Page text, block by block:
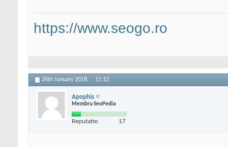
https://www.seogo.ro
26th January 2018, 11:12
Apophis
Membru SeoPedia
Reputatie: 17